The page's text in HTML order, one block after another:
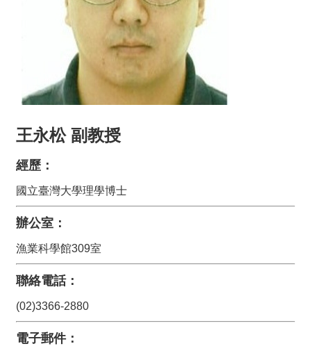
術
究
課
程
地
招
生
專
區
常
用
王永松 副教授
經歷：
國立臺灣大學理學博士
辦公室：
漁業科學館309室
聯絡電話：
(02)3366-2880
電子郵件：